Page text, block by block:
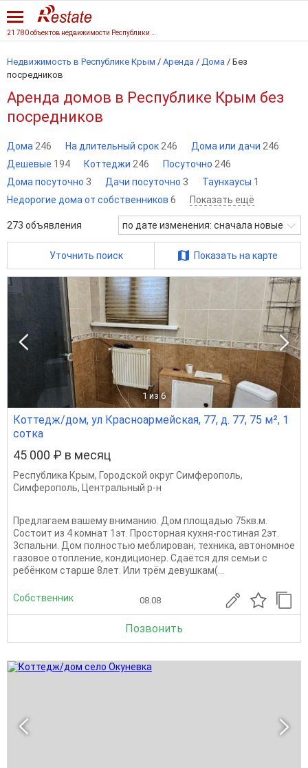
Недвижимость в Республике Крым / Аренда / Дома / Без
посредников
Аренда домов в Республике Крым без
посредников
Дома 246 На длительный срок 246 Дома или дачи 246
Дешевые 194 Коттеджи 246 Посуточно 246
Дома посуточно 3 Дачи посуточно 3 Таунхаусы 1
Недорогие дома от собственников 6 Показать ещё
273 объявления по дате изменения: сначала новые
Уточнить поиск Показать на карте
1 из 6
Коттедж/дом, ул Красноармейская, 77, д. 77, 75 м², 1
сотка
45 000 ₽ в месяц
Республика Крым, Городской округ Симферополь,
Симферополь, Центральный р-н
Предлагаем вашему вниманию. Дом площадью 75кв.м.
Состоит из 4 комнат 1эт. Просторная кухня-гостиная 2эт.
3спальни. Дом полностью меблирован, техника, автономное
газовое отопление, кондиционер. Сдаётся для семьи с
ребёнком старше 8лет. Или трём девушкам(...
Собственник 08.08
Позвонить